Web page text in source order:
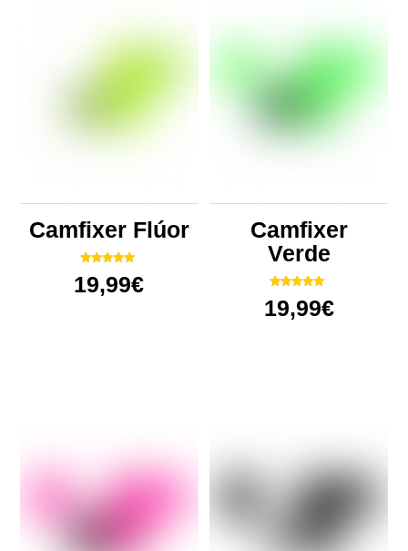
Camfixer Flúor
con
5.00
19,99€
Camfixer
Verde
con
5.00
19,99€